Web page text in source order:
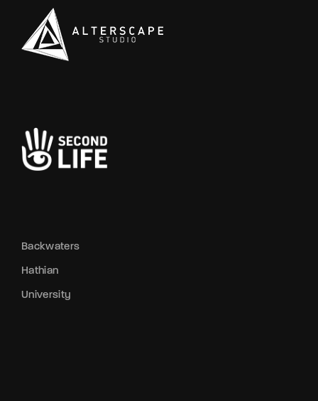
Backwaters
Hathian
University